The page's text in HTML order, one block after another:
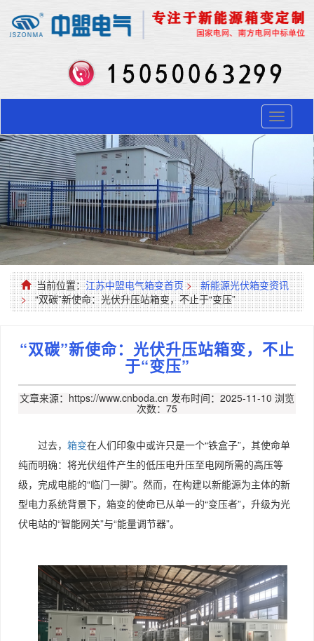
Toggle
当前位置：江苏中盟电气箱变首页 >
新能源光伏箱变资讯
> “双碳”新使命：光伏升压站箱变，不止于“变压”
“双碳”新使命：光伏升压站箱变，不止
于“变压”
文章来源：https://www.cnboda.cn 发布时间：2025-11-10 浏览
次数：75
过去， 箱变在人们印象中或许只是一个“铁盒子”，其使命单
纯而明确：将光伏组件产生的低压电升压至电网所需的高压等
级，完成电能的“临门一脚”。然而，在构建以新能源为主体的新
型电力系统背景下，箱变的使命已从单一的“变压者”，升级为光
伏电站的“智能网关”与“能量调节器”。